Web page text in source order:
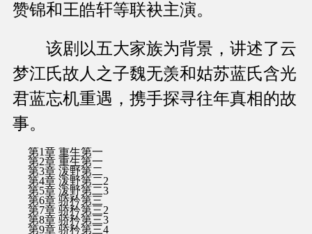
赞锦和王皓轩等联袂主演。
该剧以五大家族为背景，讲述了云
梦江氏故人之子魏无羡和姑苏蓝氏含光
君蓝忘机重遇，携手探寻往年真相的故
事。
第1章 重生第一
第2章 重生第一
第3章 泼野第二
第4章 泼野第二2
第5章 泼野第二3
第6章 骄矜第三
第7章 骄矜第三2
第8章 骄矜第三3
第9章 骄矜第三4